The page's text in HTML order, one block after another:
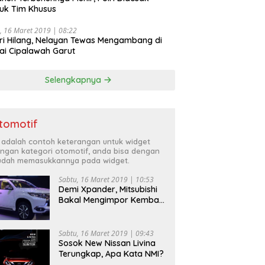
Tim Khusus
16 Maret 2019 | 08:22
Hilang, Nelayan Tewas Mengambang di
Cipalawah Garut
Selengkapnya
adalah contoh keterangan untuk widget
kategori otomotif, anda bisa dengan
memasukkannya pada widget.
Sabtu, 16 Maret 2019 | 10:53
Demi Xpander, Mitsubishi
Bakal Mengimpor Kembali
Sabtu, 16 Maret 2019 | 09:43
Sosok New Nissan Livina
Terungkap, Apa Kata NMI?